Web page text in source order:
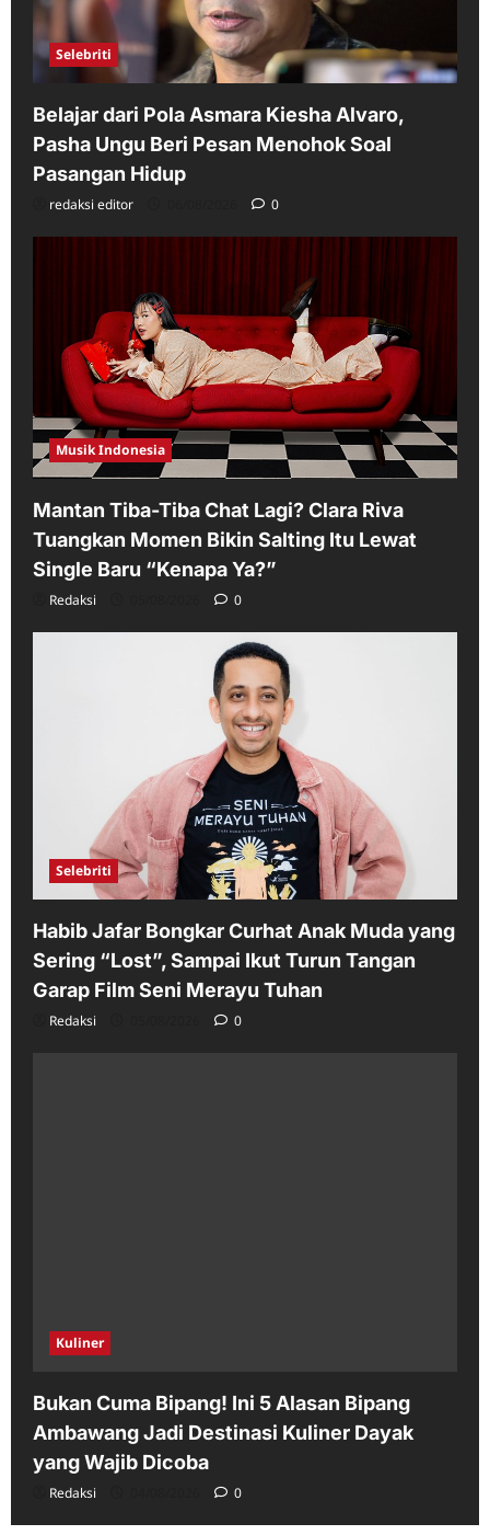
Selebriti
Belajar dari Pola Asmara Kiesha Alvaro,
Pasha Ungu Beri Pesan Menohok Soal
Pasangan Hidup
redaksi editor 0
Musik Indonesia
Mantan Tiba-Tiba Chat Lagi? Clara Riva
Tuangkan Momen Bikin Salting Itu Lewat
Single Baru “Kenapa Ya?”
Redaksi 0
Selebriti
Habib Jafar Bongkar Curhat Anak Muda yang
Sering “Lost”, Sampai Ikut Turun Tangan
Garap Film Seni Merayu Tuhan
Redaksi 0
Kuliner
Bukan Cuma Bipang! Ini 5 Alasan Bipang
Ambawang Jadi Destinasi Kuliner Dayak
yang Wajib Dicoba
Redaksi 0